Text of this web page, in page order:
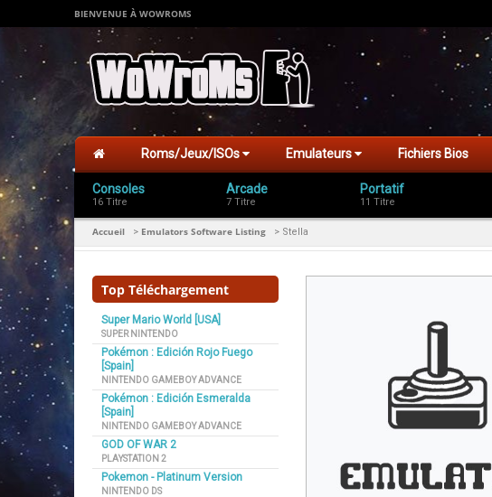
BIENVENUE À WOWROMS
Roms/Jeux/ISOs Emulateurs Fichiers Bios
Consoles
16 Titre
Arcade
7 Titre
Portatif
11 Titre
Accueil > Emulators Software Listing > Stella
Top Téléchargement
Super Mario World [USA]
SUPER NINTENDO
Pokémon : Edición Rojo Fuego
[Spain]
NINTENDO GAMEBOY ADVANCE
Pokémon : Edición Esmeralda
[Spain]
NINTENDO GAMEBOY ADVANCE
GOD OF WAR 2
PLAYSTATION 2
Pokemon - Platinum Version
NINTENDO DS